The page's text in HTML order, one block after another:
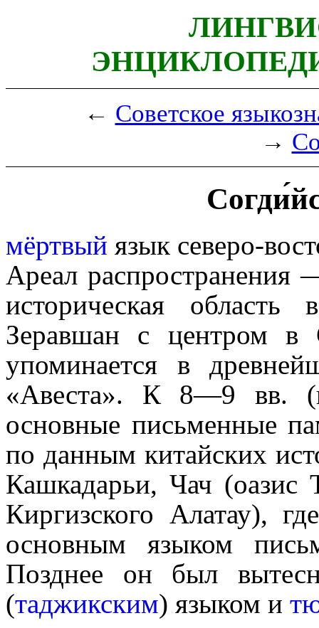
← Советское
→
мёртвый язык северо-
Ареал распространения
историческая
Зеравшан с центром в
упоминается в
«Авеста». К 8—9 вв.
основные письменные
по данным китайских
Кашкадарьи, Чач (оазис
Киргизского Алатау),
основным языком
Позднее он был
(таджик­ским) языком и